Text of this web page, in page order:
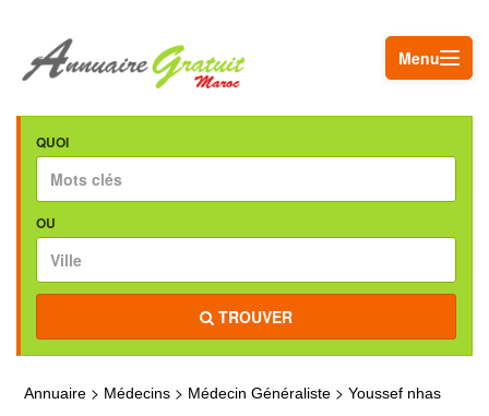
Menu
QUOI
OU
TROUVER
Annuaire > Médecins > Médecin Généraliste > Youssef nhas